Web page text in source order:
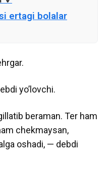
ertagi bolalar
yo’lovchi.
beraman. Ter ham
chekmaysan,
oshadi, — debdi